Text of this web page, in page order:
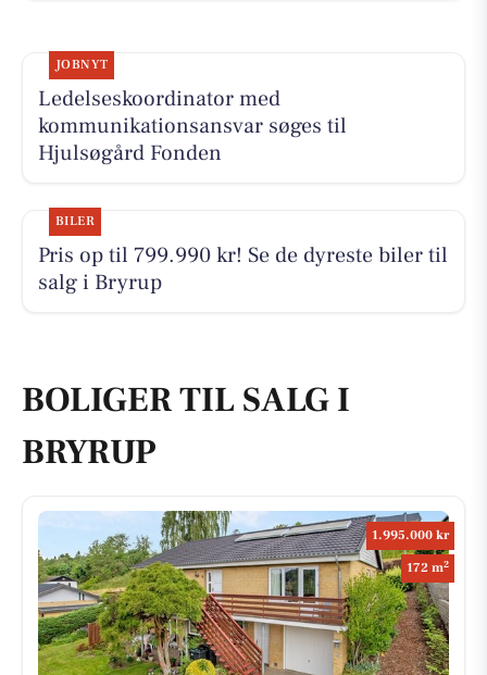
JOBNYT
Ledelseskoordinator med
kommunikationsansvar søges til
Hjulsøgård Fonden
BILER
Pris op til 799.990 kr! Se de dyreste biler til
salg i Bryrup
BOLIGER TIL SALG I
BRYRUP
1.995.000 kr
172 m2